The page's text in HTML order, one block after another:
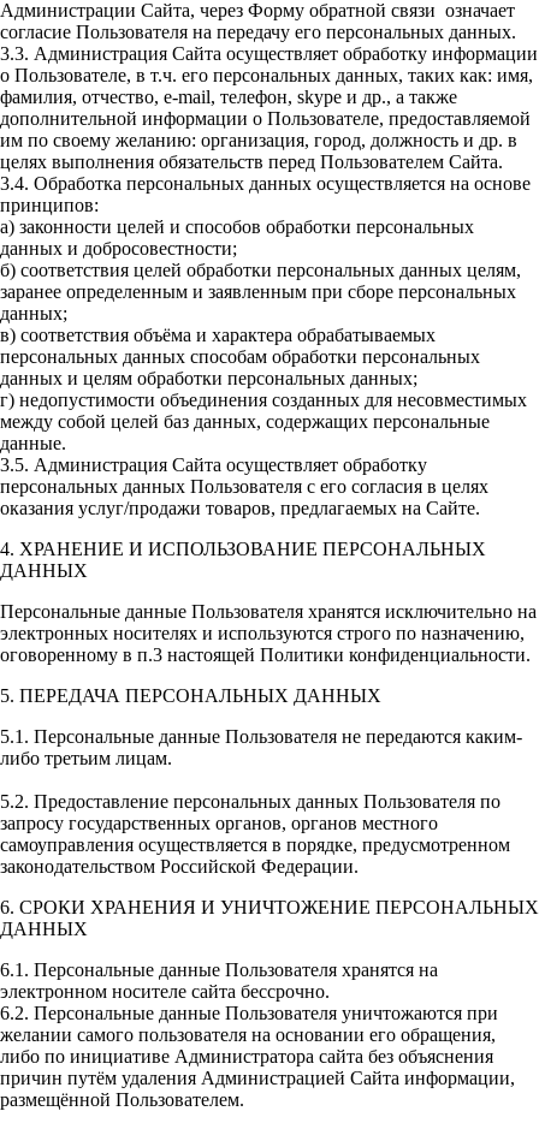
Администрации Сайта, через Форму обратной связи означает
согласие Пользователя на передачу его персональных данных.
3.3. Администрация Сайта осуществляет обработку информации
о Пользователе, в т.ч. его персональных данных, таких как: имя,
фамилия, отчество, e-mail, телефон, skype и др., а также
дополнительной информации о Пользователе, предоставляемой
им по своему желанию: организация, город, должность и др. в
целях выполнения обязательств перед Пользователем Сайта.
3.4. Обработка персональных данных осуществляется на основе
принципов:
а) законности целей и способов обработки персональных
данных и добросовестности;
б) соответствия целей обработки персональных данных целям,
заранее определенным и заявленным при сборе персональных
данных;
в) соответствия объёма и характера обрабатываемых
персональных данных способам обработки персональных
данных и целям обработки персональных данных;
г) недопустимости объединения созданных для несовместимых
между собой целей баз данных, содержащих персональные
данные.
3.5. Администрация Сайта осуществляет обработку
персональных данных Пользователя с его согласия в целях
оказания услуг/продажи товаров, предлагаемых на Сайте.
4. ХРАНЕНИЕ И ИСПОЛЬЗОВАНИЕ ПЕРСОНАЛЬНЫХ
ДАННЫХ
Персональные данные Пользователя хранятся исключительно на
электронных носителях и используются строго по назначению,
оговоренному в п.3 настоящей Политики конфиденциальности.
5. ПЕРЕДАЧА ПЕРСОНАЛЬНЫХ ДАННЫХ
5.1. Персональные данные Пользователя не передаются каким-
либо третьим лицам.
5.2. Предоставление персональных данных Пользователя по
запросу государственных органов, органов местного
самоуправления осуществляется в порядке, предусмотренном
законодательством Российской Федерации.
6. СРОКИ ХРАНЕНИЯ И УНИЧТОЖЕНИЕ ПЕРСОНАЛЬНЫХ
ДАННЫХ
6.1. Персональные данные Пользователя хранятся на
электронном носителе сайта бессрочно.
6.2. Персональные данные Пользователя уничтожаются при
желании самого пользователя на основании его обращения,
либо по инициативе Администратора сайта без объяснения
причин путём удаления Администрацией Сайта информации,
размещённой Пользователем.